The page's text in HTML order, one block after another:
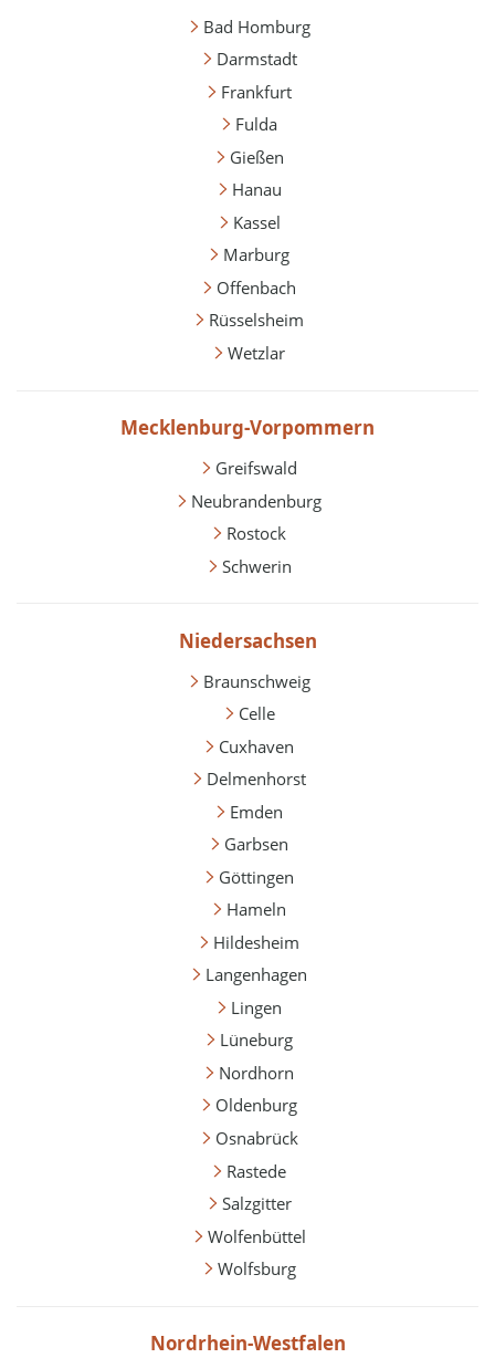
Bad Homburg
Darmstadt
Frankfurt
Fulda
Gießen
Hanau
Kassel
Marburg
Offenbach
Rüsselsheim
Wetzlar
Mecklenburg-Vorpommern
Greifswald
Neubrandenburg
Rostock
Schwerin
Niedersachsen
Braunschweig
Celle
Cuxhaven
Delmenhorst
Emden
Garbsen
Göttingen
Hameln
Hildesheim
Langenhagen
Lingen
Lüneburg
Nordhorn
Oldenburg
Osnabrück
Rastede
Salzgitter
Wolfenbüttel
Wolfsburg
Nordrhein-Westfalen